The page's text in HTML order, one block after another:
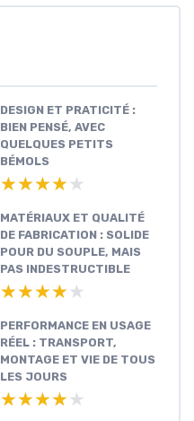
DESIGN ET PRATICITÉ :
BIEN PENSÉ, AVEC
QUELQUES PETITS
BÉMOLS
★★★★★
★★★★★
MATÉRIAUX ET QUALITÉ
DE FABRICATION : SOLIDE
POUR DU SOUPLE, MAIS
PAS INDESTRUCTIBLE
★★★★★
★★★★★
PERFORMANCE EN USAGE
RÉEL : TRANSPORT,
MONTAGE ET VIE DE TOUS
LES JOURS
★★★★★
★★★★★